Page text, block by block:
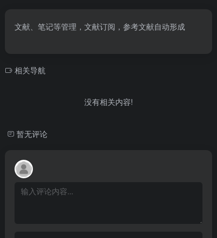
文献、笔记等管理，文献订阅，参考文献自动形成
相关导航
没有相关内容!
暂无评论